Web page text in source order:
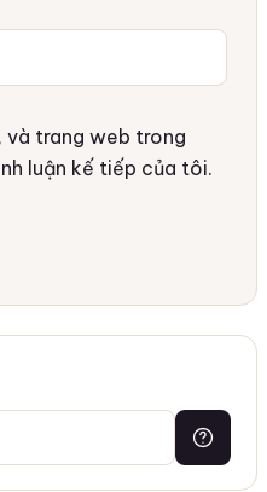
và trang web trong
luận kế tiếp của tôi.